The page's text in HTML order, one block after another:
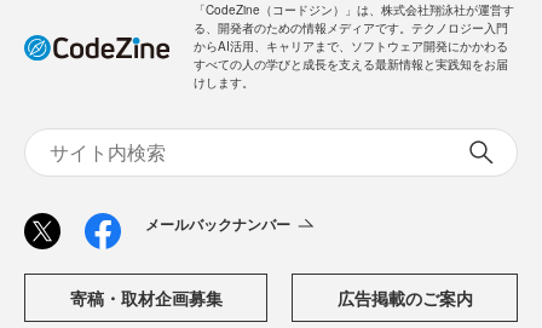
「CodeZine（コードジン）」は、株式会社翔泳社が運営す
る、開発者のための情報メディアです。テクノロジー入門
からAI活用、キャリアまで、ソフトウェア開発にかかわる
すべての人の学びと成長を支える最新情報と実践知をお届
けします。
メールバックナンバー
寄稿・取材企画募集 広告掲載のご案内